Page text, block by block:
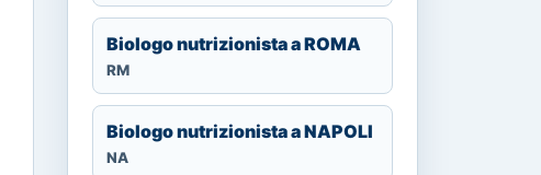
Biologo nutrizionista a ROMA
RM
Biologo nutrizionista a NAPOLI
NA